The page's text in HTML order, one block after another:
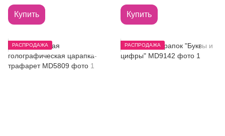
Купить Купить
РАСПРОДАЖА РАСПРОДАЖА